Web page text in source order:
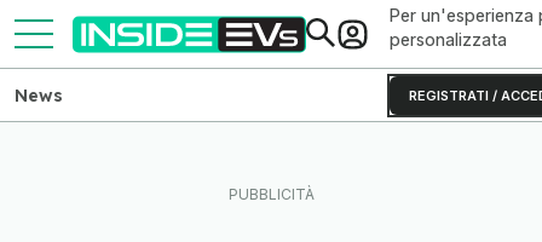
Per un'esperienza
personalizzata
REGISTRATI /
News